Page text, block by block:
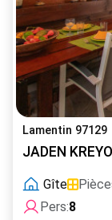
Lamentin 97129
JADEN
Gîte
Pers:8